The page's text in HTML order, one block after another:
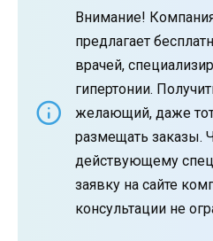
Внимание!
предлагает
врачей,
гипертонии.
желающий, даже
размещать заказы.
действующему
заявку на сайте
консультации не